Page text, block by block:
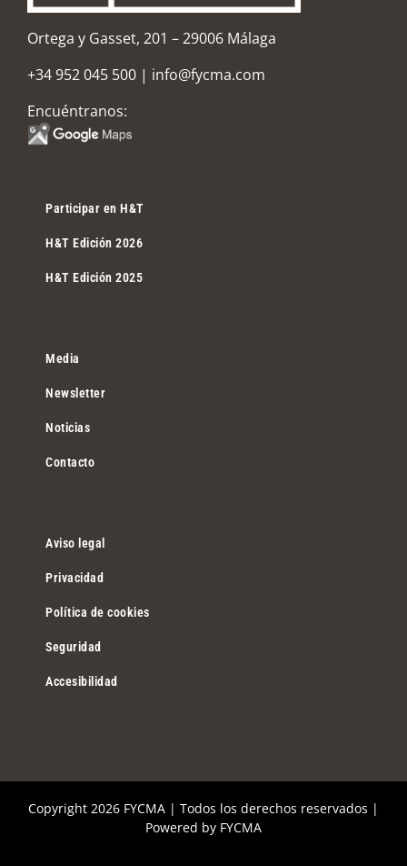
Ortega y Gasset, 201 – 29006 Málaga
+34 952 045 500 | info@fycma.com
Encuéntranos:
Participar en H&T
H&T Edición 2026
H&T Edición 2025
Media
Newsletter
Noticias
Contacto
Aviso legal
Privacidad
Política de cookies
Seguridad
Accesibilidad
Copyright 2026 FYCMA | Todos los derechos reservados |
Powered by FYCMA